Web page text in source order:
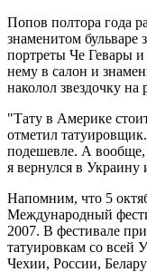
Попов полтора года
знаменитом бульваре
портреты Че Гевары
нему в салон и
наколол звездочку на
"Тату в Америке
отметил
подешевле. А
я вернулся в
Напомним, что 5
Международный
2007. В фестивале
татуировкам со всей
Чехии, России,